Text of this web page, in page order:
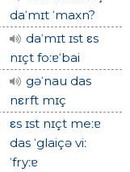
daˈmɪt ˈmaxn?
daˈmɪt ɪst εs
nɪçt foːɐˈbai
gəˈnau das
nεrft mɪç
εs ɪst nɪçt meːɐ
das ˈglaiçə viː
ˈfryːɐ